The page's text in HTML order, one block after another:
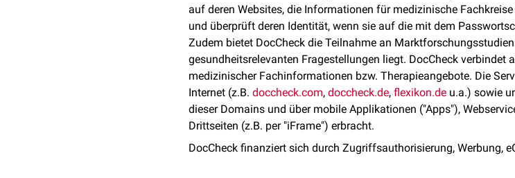
auf deren Websites, die Informationen für medizinische
und überprüft deren Identität, wenn sie auf die mit dem
Zudem bietet DocCheck die Teilnahme an
gesundheitsrelevanten Fragestellungen liegt. DocCheck verbindet
medizinischer Fachinformationen bzw. Therapieangebote. Die
Internet (z.B. doccheck.com, doccheck.de, flexikon.de u.a.) sowie
dieser Domains und über mobile Applikationen ("Apps"),
Drittseiten (z.B. per "iFrame") erbracht.
DocCheck finanziert sich durch Zugriffsauthorisierung, Werbung,